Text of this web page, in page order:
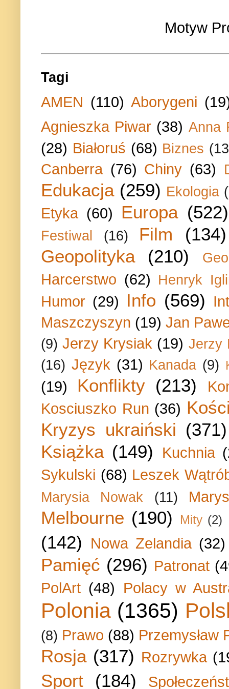
Motyw
Tagi
AMEN (110) Aborygeni
Agnieszka Piwar (38) Anna
(28) Białoruś (68) Biznes
Canberra (76) Chiny (63)
Edukacja (259) Ekologia
Etyka (60) Europa (522)
Festiwal (16) Film
(134)
Geopolityka
(210)
Harcerstwo (62) Henryk
Humor (29) Info (569)
Maszczyszyn (19) Jan
(9) Jerzy Krysiak (19) Jerzy
(16) Język (31) Kanada (9)
(19) Konflikty (213)
Kosciuszko Run (36)
Kryzys ukraiński (371)
Książka (149) Kuchnia
Sykulski (68) Leszek
Marysia Nowak (11)
Melbourne (190) Mity (2)
(142) Nowa Zelandia (32)
Pamięć (296) Patronat
PolArt (48) Polacy w
Polonia (1365)
(8) Prawo (88) Przemysław
Rosja (317) Rozrywka
Sport (184)